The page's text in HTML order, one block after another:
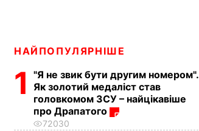
НАЙПОПУЛЯРНІШЕ
1
"Я не звик бути другим номером".
Як золотий медаліст став
головкомом ЗСУ – найцікавіше
про Драпатого
72030